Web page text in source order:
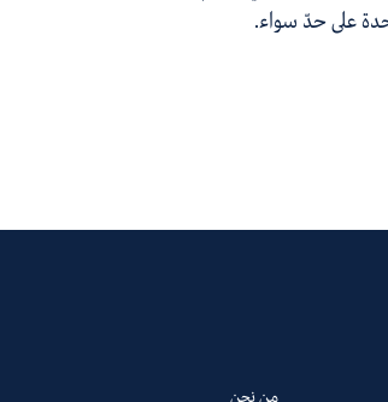
على حدّ سواء.
من نحن